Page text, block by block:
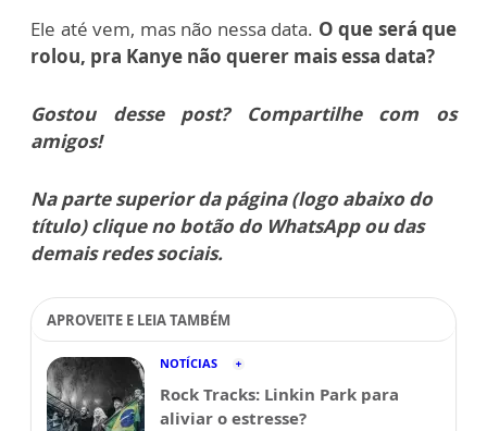
Ele até vem, mas não nessa data. O que será que
rolou, pra Kanye não querer mais essa data?
Gostou desse post? Compartilhe com os
amigos!
Na parte superior da página (logo abaixo do
título) clique no botão do WhatsApp ou das
demais redes sociais.
APROVEITE E LEIA TAMBÉM
NOTÍCIAS
Rock Tracks: Linkin Park para
aliviar o estresse?